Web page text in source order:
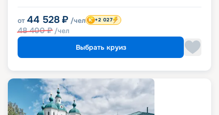
от 44 528 ₽ /чел
48 400₽ /чел
+2 027
Выбрать круиз